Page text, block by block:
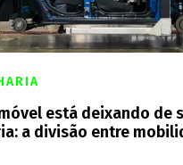
está deixando de
a divisão entre